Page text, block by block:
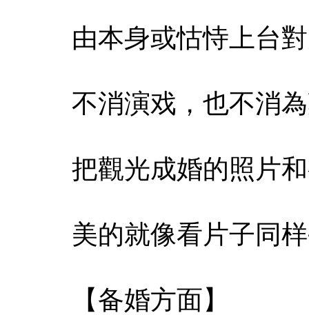
由本身或怙恃上台
不消演戏，也不消
把觀光成婚的照片
美的就像看片子同
【备婚方面】